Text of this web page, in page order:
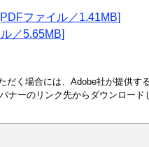
ファイル／1.41MB]
／5.65MB]
だく場合には、Adobe社が提供す
ナーのリンク先からダウンロード